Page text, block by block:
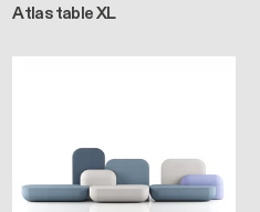
Atlas table XL